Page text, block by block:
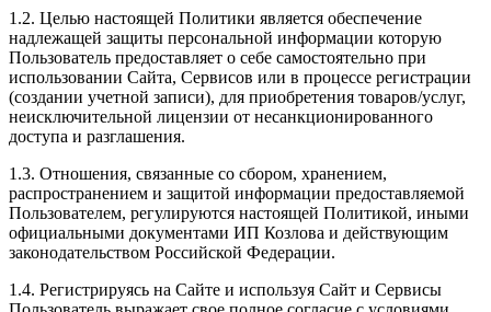
1.2. Целью настоящей Политики является обеспечение
надлежащей защиты персональной информации которую
Пользователь предоставляет о себе самостоятельно при
использовании Сайта, Сервисов или в процессе регистрации
(создании учетной записи), для приобретения товаров/услуг,
неисключительной лицензии от несанкционированного
доступа и разглашения.
1.3. Отношения, связанные со сбором, хранением,
распространением и защитой информации предоставляемой
Пользователем, регулируются настоящей Политикой, иными
официальными документами ИП Козловa и действующим
законодательством Российской Федерации.
1.4. Регистрируясь на Сайте и используя Сайт и Сервисы